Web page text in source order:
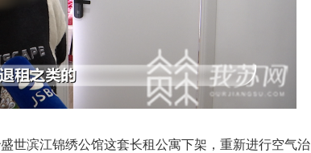
滨江锦绣公馆这套长租公寓下架，重新进行空气治